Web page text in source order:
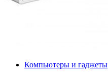
Компьютеры и гаджеты